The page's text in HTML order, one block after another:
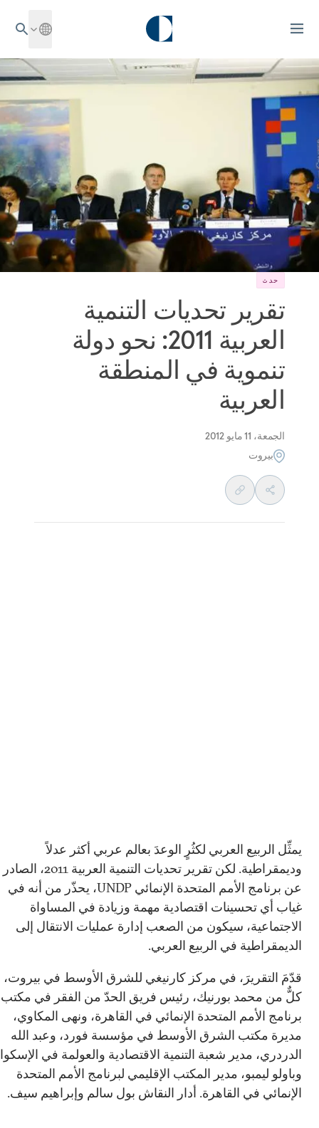
حدث
تقرير تحديات التنمية
العربية 2011: نحو دولة
تنموية في المنطقة
العربية
الجمعة، 11 مايو 2012
بيروت
يمثِّل الربيع العربي لكثُرٍ الوعدَ بعالم عربي أكثر عدلاً
وديمقراطية. لكن تقرير تحديات التنمية العربية 2011، الصادر
عن برنامج الأمم المتحدة الإنمائي UNDP، يحذّر من أنه في
غياب أي تحسينات اقتصادية مهمة وزيادة في المساواة
الاجتماعية، سيكون من الصعب إدارة عمليات الانتقال إلى
الديمقراطية في الربيع العربي.
قدّمَ التقريرَ، في مركز كارنيغي للشرق الأوسط في بيروت،
كلٌّ من محمد بورنيك، رئيس فريق الحدّ من الفقر في مكتب
برنامج الأمم المتحدة الإنمائي في القاهرة، ونهى المكاوي،
مديرة مكتب الشرق الأوسط في مؤسسة فورد، وعبد الله
الدردري، مدير شعبة التنمية الاقتصادية والعولمة في الإسكوا،
وباولو ليمبو، مدير المكتب الإقليمي لبرنامج الأمم المتحدة
الإنمائي في القاهرة. أدار النقاش بول سالم وإبراهيم سيف.